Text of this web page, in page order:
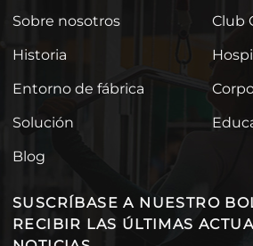
Sobre nosotros
Historia
Entorno de fábrica
Solución
Blog
Club
SUSCRÍBASE A NUESTRO
RECIBIR LAS ÚLTIMAS